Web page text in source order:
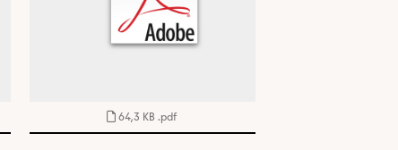
64,3 KB .pdf